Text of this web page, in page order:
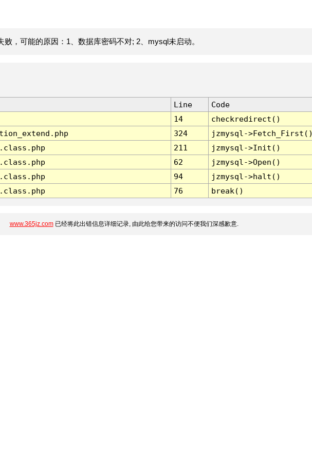
，可能的原因：1、数据库密码不对; 2、mysql未启动。
Line
Code
14
checkredirect()
324
jzmysql-
211
jzmysql->Init()
62
jzmysql->Open()
94
jzmysql->halt()
76 break()
www.365jz.com已经将此出错信息详细记录, 由此给您带来的访问不便我们深感歉意.